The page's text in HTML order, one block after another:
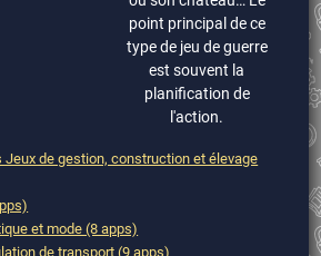
point principal de ce
type de jeu de guerre
est souvent la
planification de
l'action.
Jeux de gestion, construction et élevage
et mode (8 apps)
de transport (9 apps)